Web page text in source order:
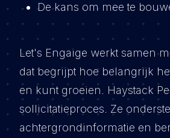
De kans om mee te
Let's Engaige werkt samen
dat begrijpt hoe belangrijk
en kunt groeien. Haystack
sollicitatieproces. Ze
achtergrondinformatie en